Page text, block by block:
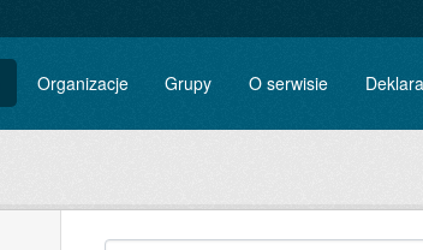
Organizacje Grupy O serwisie